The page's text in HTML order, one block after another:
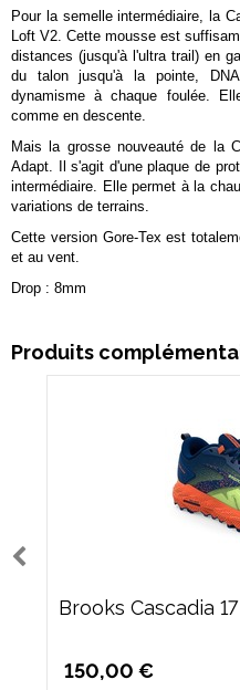
Pour la semelle intermédiaire, la
Loft V2. Cette mousse est
distances (jusqu'à l'ultra trail) en
du talon jusqu'à la pointe,
dynamisme à chaque foulée.
comme en descente.
Mais la grosse nouveauté de la
Adapt. Il s'agit d'une plaque de
intermédiaire. Elle permet à la
variations de terrains.
Cette version Gore-Tex est
et au vent.
Drop : 8mm
Produits
Brooks Cascadia 17
150,00 €